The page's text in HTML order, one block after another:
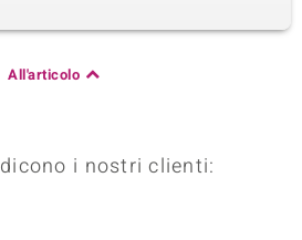
All'articolo
i nostri clienti: